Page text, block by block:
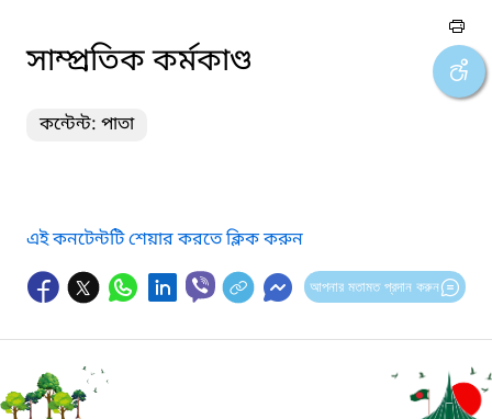
সাম্প্রতিক কর্মকাণ্ড
কন্টেন্ট: পাতা
এই কনটেন্টটি শেয়ার করতে ক্লিক করুন
আপনার মতামত প্রদান করুন